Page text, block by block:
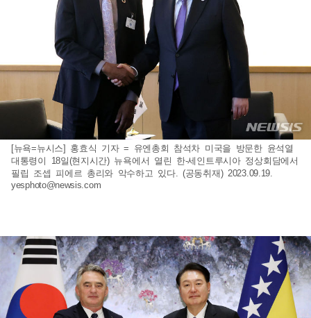
[뉴욕=뉴시스] 홍효식 기자 = 유엔총회 참석차 미국을 방문한 윤석열
대통령이 18일(현지시간) 뉴욕에서 열린 한-세인트루시아 정상회담에서
필립 조셉 피에르 총리와 악수하고 있다. (공동취재) 2023.09.19.
yesphoto@newsis.com